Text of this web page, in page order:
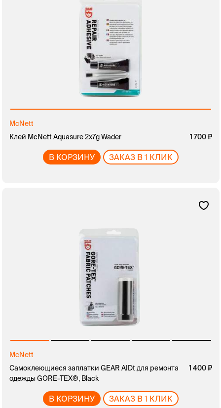
McNett
Клей McNett Aquasure 2x7g Wader
1 700
В КОРЗИНУ ЗАКАЗ В 1 КЛИК
McNett
Самоклеющиеся заплатки GEAR AIDt для ремонта
одежды GORE-TEX®, Black
1 400
В КОРЗИНУ ЗАКАЗ В 1 КЛИК